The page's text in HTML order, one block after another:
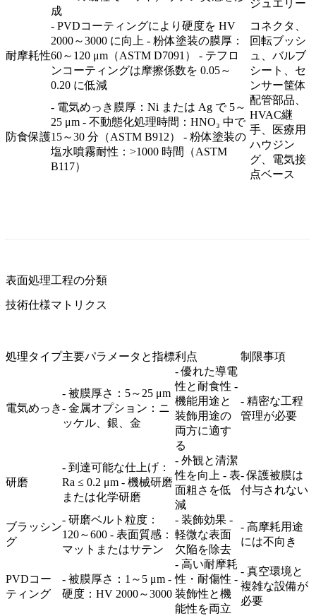
成
ジュエリー
耐摩耗性
- PVDコーティングにより硬度を HV
2000～3000 に向上 - 粉体塗装の膜厚：
60～120 μm（ASTM D7091） - テフロ
ンコーティングは摩擦係数を 0.05～
0.20 に低減
コネクタ、
回転ブッシ
ュ、バルブ
シート、セ
ンサー筐体
防食保護
- 電気めっき膜厚：Ni または Ag で 5～
25 μm - 不動態化処理時間：HNO₃ 中で
15～30 分（ASTM B912） - 粉体塗装の
塩水噴霧耐性：>1000 時間（ASTM
B117）
配管部品、
HVAC継
手、医療用
ハウジン
グ、電気接
点ベース
表面処理工程の分類
技術仕様マトリクス
処理タイプ主要パラメータと指標利点 制限事項
電気めっき
- 被膜厚さ：5～25 μm
- 金属オプション：ニ
ッケル、銀、金
- 優れた導電
性と耐食性 -
機能用途と
装飾用途の
両方に適す
る
- 精密な工程
管理が必要
研磨
- 到達可能な仕上げ：
Ra ≤ 0.2 μm - 機械研磨
または化学研磨
- 外観と清潔
性を向上 - 表
面粗さを低
減
- 保護被膜は
付与されない
ブラッシン
グ
- 研磨ベルト粒度：
120～600 - 表面質感：
マットまたはサテン
- 装飾効果 -
軽微な表面
欠陥を除去
- 高摩耗用途
には不向き
PVDコー
ティング
- 被膜厚さ：1～5 μm -
硬度：HV 2000～3000
- 高い耐摩耗
性・耐傷性 -
装飾性と機
能性を両立
- 真空環境と
複雑な設備が
必要